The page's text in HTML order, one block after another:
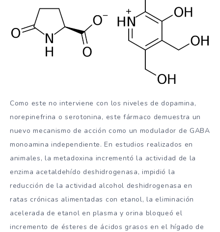
Como este no interviene con los niveles de dopamina,
norepinefrina o serotonina, este fármaco demuestra un
nuevo mecanismo de acción como un modulador de GABA
monoamina independiente. En estudios realizados en
animales, la metadoxina incrementó la actividad de la
enzima acetaldehído deshidrogenasa, impidió la
reducción de la actividad alcohol deshidrogenasa en
ratas crónicas alimentadas con etanol, la eliminación
acelerada de etanol en plasma y orina bloqueó el
incremento de ésteres de ácidos grasos en el hígado de